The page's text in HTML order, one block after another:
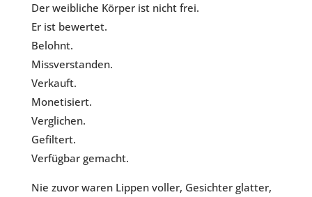
Der weibliche Körper ist nicht frei.
Er ist bewertet.
Belohnt.
Missverstanden.
Verkauft.
Monetisiert.
Verglichen.
Gefiltert.
Verfügbar gemacht.
Nie zuvor waren Lippen voller, Gesichter glatter,